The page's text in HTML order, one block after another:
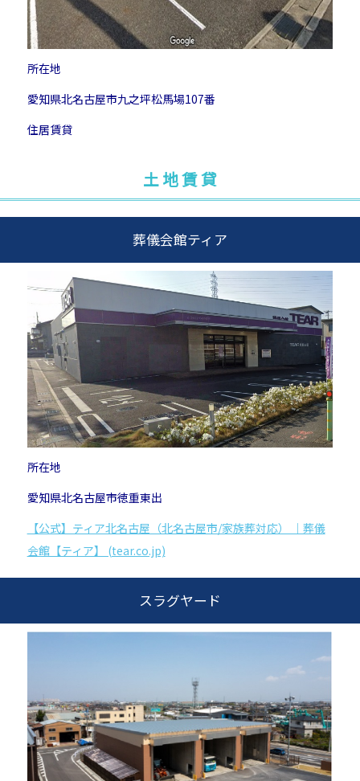
所在地
愛知県北名古屋市九之坪松馬場107番
住居賃貸
土 地 賃 貸
葬儀会館ティア
所在地
愛知県北名古屋市徳重東出
【公式】ティア北名古屋（北名古屋市/家族葬対応） ｜葬儀
会館【ティア】 (tear.co.jp)
スラグヤード